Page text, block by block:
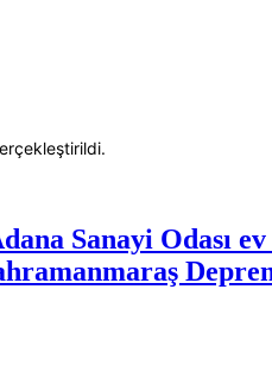
Sanayi Odası